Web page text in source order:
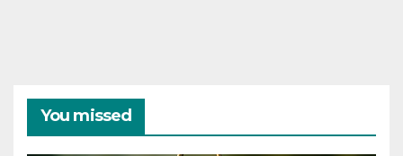
You missed